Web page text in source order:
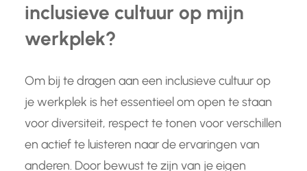
inclusieve cultuur op mijn
werkplek?
Om bij te dragen aan een inclusieve cultuur op
je werkplek is het essentieel om open te staan
voor diversiteit, respect te tonen voor verschillen
en actief te luisteren naar de ervaringen van
anderen. Door bewust te zijn van je eigen